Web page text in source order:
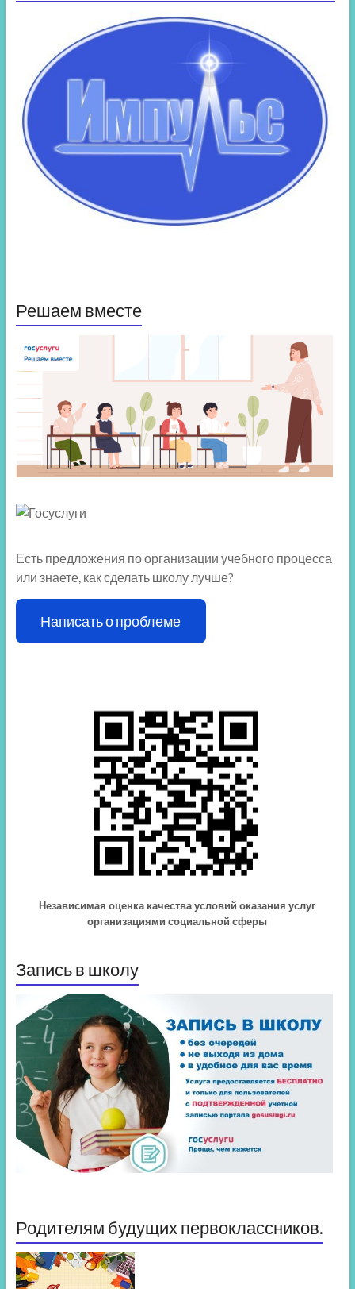
Решаем вместе
Есть предложения по организации учебного процесса
или знаете, как сделать школу лучше?
Написать о проблеме
Независимая оценка качества условий оказания услуг
организациями социальной сферы
Запись в школу
Родителям будущих первоклассников.